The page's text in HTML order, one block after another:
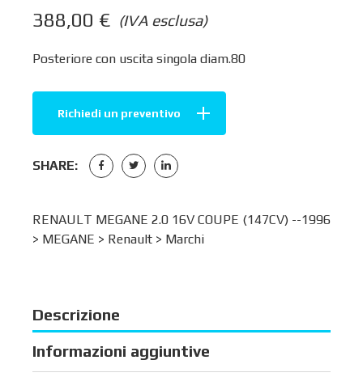
(IVA esclusa)
388,00 €
Posteriore con uscita singola diam.80
Richiedi un preventivo
SHARE:
RENAULT MEGANE 2.0 16V COUPE (147CV) --1996
> MEGANE > Renault > Marchi
Descrizione
Informazioni aggiuntive